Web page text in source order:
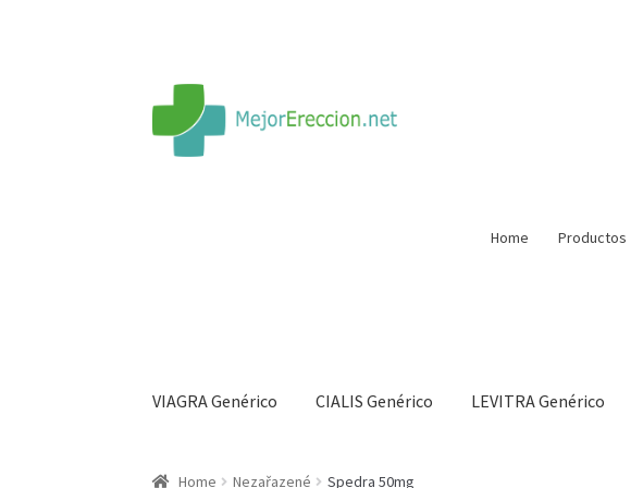
Home Productos
VIAGRA Genérico CIALIS Genérico LEVITRA Genérico
Inicio Rueda de la fortuna Echar fiesta
Home Nezařazené Spedra 50mg